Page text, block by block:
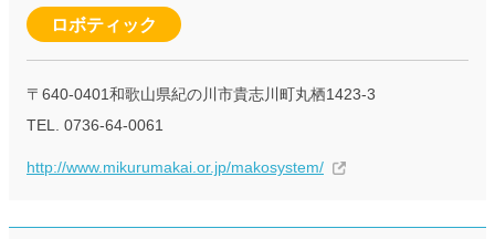
ロボティック
〒640-0401和歌山県紀の川市貴志川町丸栖1423-3
TEL. 0736-64-0061
http://www.mikurumakai.or.jp/makosystem/